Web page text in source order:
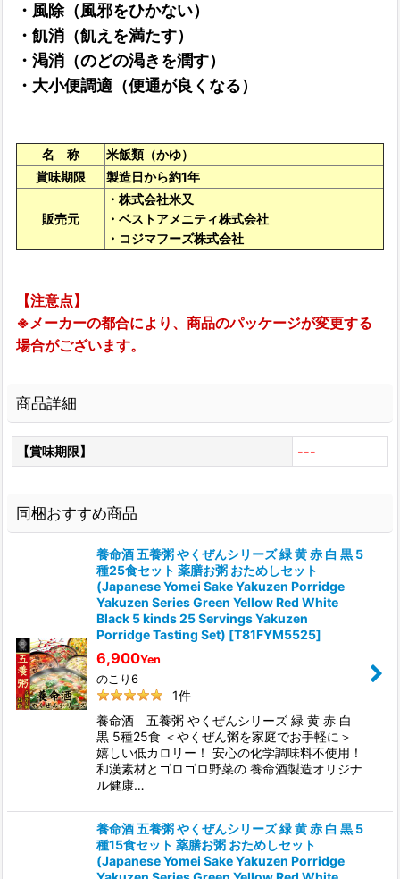
・風除（風邪をひかない）
・飢消（飢えを満たす）
・渇消（のどの渇きを潤す）
・大小便調適（便通が良くなる）
名 称
米飯類（かゆ）
賞味期限
製造日から約1年
販売元
・株式会社米又
・ベストアメニティ株式会社
・コジマフーズ株式会社
【注意点】
※メーカーの都合により、商品のパッケージが変更する
場合がございます。
商品詳細
【賞味期限】 ---
同梱おすすめ商品
養命酒 五養粥 やくぜんシリーズ 緑 黄 赤 白 黒 5
種25食セット 薬膳お粥 おためしセット
(Japanese Yomei Sake Yakuzen Porridge
Yakuzen Series Green Yellow Red White
Black 5 kinds 25 Servings Yakuzen
Porridge Tasting Set) [T81FYM5525]
6,900Yen
のこり6
1件
養命酒 五養粥 やくぜんシリーズ 緑 黄 赤 白
黒 5種25食 ＜やくぜん粥を家庭でお手軽に＞
嬉しい低カロリー！ 安心の化学調味料不使用！
和漢素材とゴロゴロ野菜の 養命酒製造オリジナ
ル健康…
養命酒 五養粥 やくぜんシリーズ 緑 黄 赤 白 黒 5
種15食セット 薬膳お粥 おためしセット
(Japanese Yomei Sake Yakuzen Porridge